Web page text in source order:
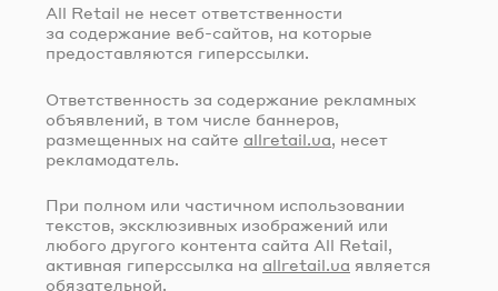
All Retail не несет ответственности
за содержание веб-сайтов, на которые
предоставляются гиперссылки.
Ответственность за содержание рекламных
объявлений, в том числе баннеров,
размещенных на сайте allretail.ua , несет
рекламодатель.
При полном или частичном использовании
текстов, эксклюзивных изображений или
любого другого контента сайта All Retail,
активная гиперссылка на allretail.ua является
обязательной.